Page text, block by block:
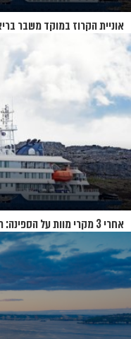
אוניית הקרוז במוקד משבר
בשווייץ ומחלוקת בין מדינות
אחרי 3 מקרי מוות על הספינה: ראש ארגון הבריאות העולמי - “הסיכון נמוך”